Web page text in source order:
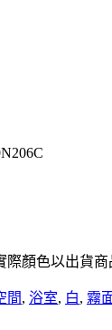
際顏色以出貨商
間, 浴室, 白, 霧